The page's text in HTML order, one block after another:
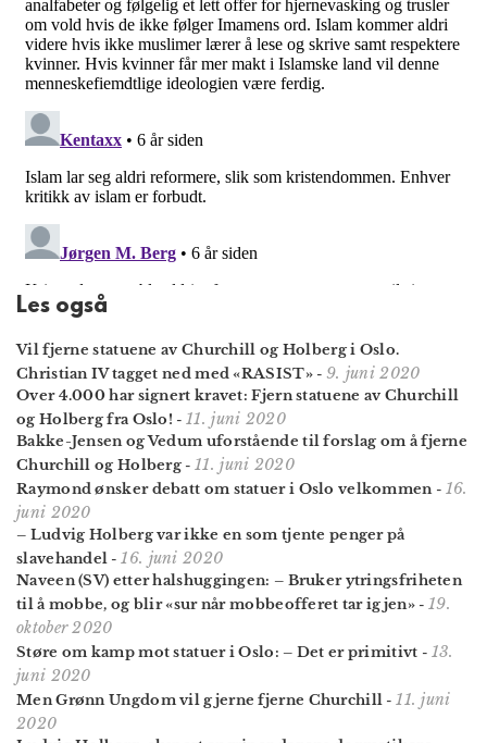
Les også
Vil fjerne statuene av Churchill og Holberg i Oslo.
Christian IV tagget ned med «RASIST»- 9. juni 2020
Over 4.000 har signert kravet: Fjern statuene av Churchill
og Holberg fra Oslo! -11. juni 2020
Bakke-Jensen og Vedum uforstående til forslag om å fjerne
Churchill og Holberg -11. juni 2020
Raymond ønsker debatt om statuer i Oslo velkommen- 16.
juni 2020
– Ludvig Holberg var ikke en som tjente penger på
slavehandel -16. juni 2020
Naveen (SV) etter halshuggingen: – Bruker ytrings­friheten
til å mobbe, og blir «sur når mobbeofferet tar igjen»- 19.
oktober 2020
Støre om kamp mot statuer i Oslo: – Det er primitivt - 13.
juni 2020
Men Grønn Ungdom vil gjerne fjerne Churchill -11. juni
2020